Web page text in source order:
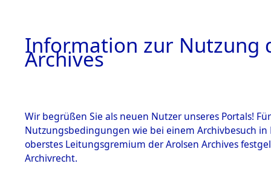
Information zur Nutzung
Archives
Wir begrüßen Sie als neuen Nutzer unseres Portals!
Nutzungsbedingungen wie bei einem Archivbesuch
oberstes Leitungsgremium der Arolsen Archives
Archivrecht.